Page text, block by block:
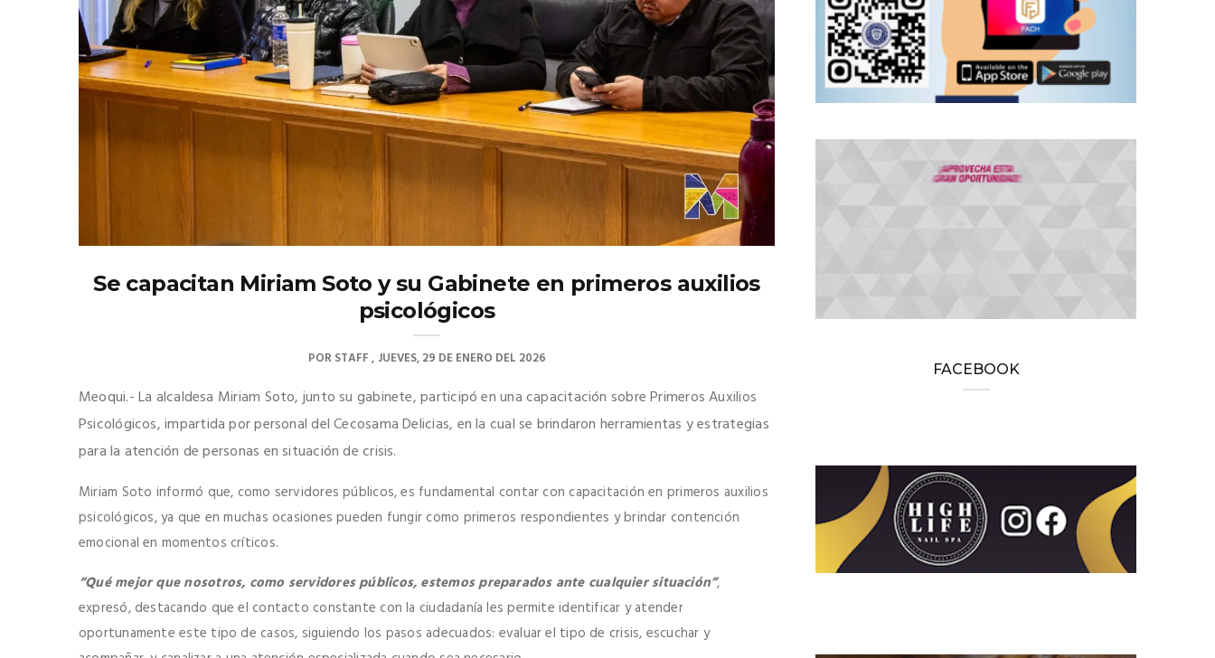
Se capacitan Miriam Soto y su Gabinete en primeros auxilios
psicológicos
PORSTAFF JUEVES, 29 DE ENERO DEL 2026
Meoqui.- La alcaldesa Miriam Soto, junto su gabinete, participó en una capacitación sobre Primeros Auxilios
Psicológicos, impartida por personal del Cecosama Delicias, en la cual se brindaron herramientas y estrategias
para la atención de personas en situación de crisis.
Miriam Soto informó que, como servidores públicos, es fundamental contar con capacitación en primeros auxilios
psicológicos, ya que en muchas ocasiones pueden fungir como primeros respondientes y brindar contención
emocional en momentos críticos.
“Qué mejor que nosotros, como servidores públicos, estemos preparados ante cualquier situación”,
expresó, destacando que el contacto constante con la ciudadanía les permite identificar y atender
oportunamente este tipo de casos, siguiendo los pasos adecuados: evaluar el tipo de crisis, escuchar y
FACEBOOK